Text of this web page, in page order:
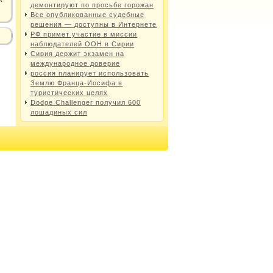
демонтируют по просьбе горожан
Все опубликованные судебные
решения — доступны в Интернете
РФ примет участие в миссии
наблюдателей ООН в Сирии
Сирия держит экзамен на
международное доверие
россия планирует использовать
Землю Франца-Иосифа в
туристических целях
Dodge Challenger получил 600
лошадиных сил